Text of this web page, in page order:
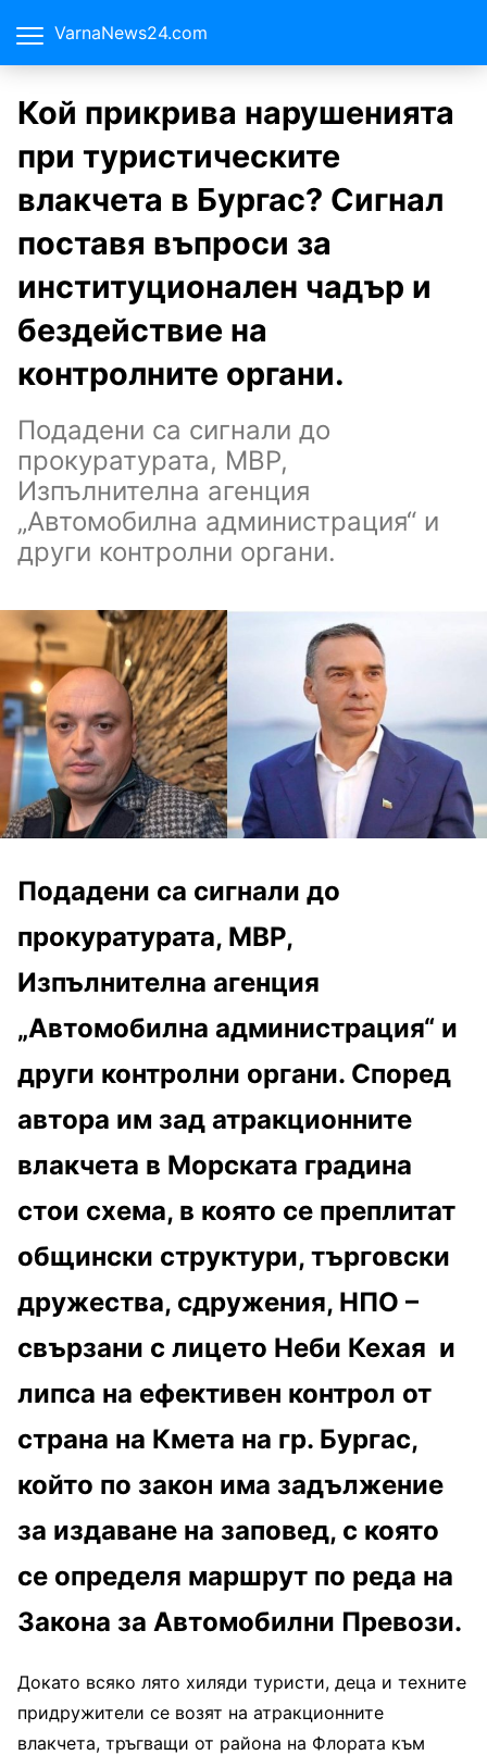
VarnaNews24.com
Кой прикрива нарушенията
при туристическите
влакчета в Бургас? Сигнал
поставя въпроси за
институционален чадър и
бездействие на
контролните органи.
Подадени са сигнали до
прокуратурата, МВР,
Изпълнителна агенция
„Автомобилна администрация“ и
други контролни органи.
Подадени са сигнали до
прокуратурата, МВР,
Изпълнителна агенция
„Автомобилна администрация“ и
други контролни органи. Според
автора им зад атракционните
влакчета в Морската градина
стои схема, в която се преплитат
общински структури, търговски
дружества, сдружения, НПО –
свързани с лицето Неби Кехая и
липса на ефективен контрол от
страна на Кмета на гр. Бургас,
който по закон има задължение
за издаване на заповед, с която
се определя маршрут по реда на
Закона за Автомобилни Превози.
Докато всяко лято хиляди туристи, деца и техните
придружители се возят на атракционните
влакчета, тръгващи от района на Флората към